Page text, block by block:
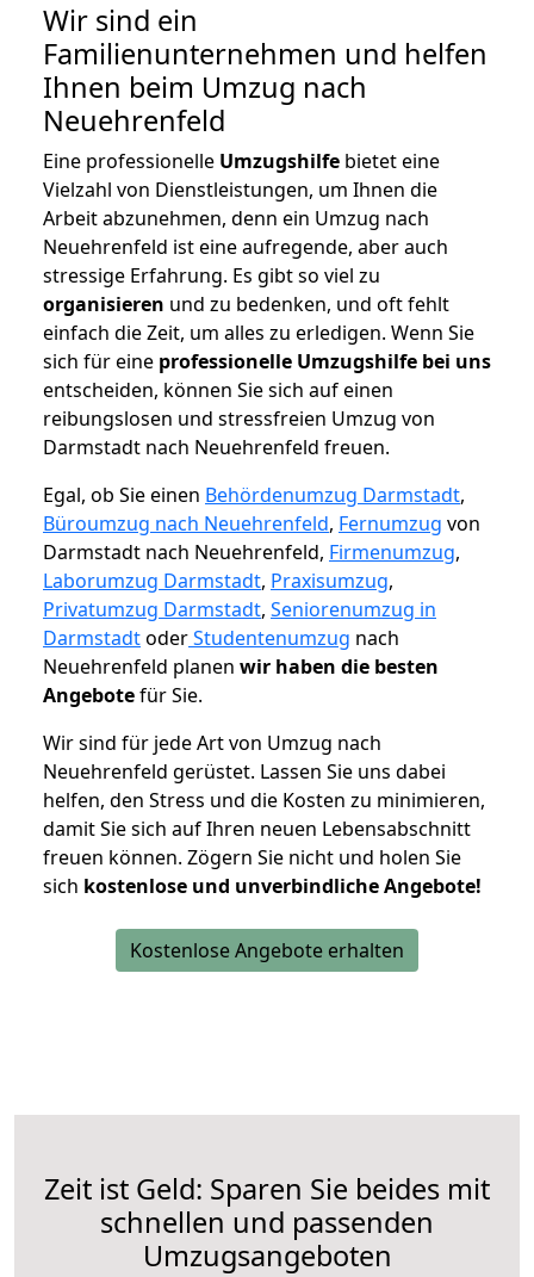
Wir sind ein
Familienunternehmen und helfen
Ihnen beim Umzug nach
Neuehrenfeld
Eine professionelle Umzugshilfe bietet eine
Vielzahl von Dienstleistungen, um Ihnen die
Arbeit abzunehmen, denn ein Umzug nach
Neuehrenfeld ist eine aufregende, aber auch
stressige Erfahrung. Es gibt so viel zu
organisieren und zu bedenken, und oft fehlt
einfach die Zeit, um alles zu erledigen. Wenn Sie
sich für eine professionelle Umzugshilfe bei uns
entscheiden, können Sie sich auf einen
reibungslosen und stressfreien Umzug von
Darmstadt nach Neuehrenfeld freuen.
Egal, ob Sie einen Behördenumzug Darmstadt,
Büroumzug nach Neuehrenfeld, Fernumzug von
Darmstadt nach Neuehrenfeld, Firmenumzug,
Laborumzug Darmstadt, Praxisumzug,
Privatumzug Darmstadt, Seniorenumzug in
DarmstadtoderStudentenumzug nach
Neuehrenfeld planen wir haben die besten
Angebotefür Sie.
Wir sind für jede Art von Umzug nach
Neuehrenfeld gerüstet. Lassen Sie uns dabei
helfen, den Stress und die Kosten zu minimieren,
damit Sie sich auf Ihren neuen Lebensabschnitt
freuen können. Zögern Sie nicht und holen Sie
sich kostenlose und unverbindliche Angebote!
Kostenlose Angebote erhalten
Zeit ist Geld: Sparen Sie beides mit
schnellen und passenden
Umzugsangeboten